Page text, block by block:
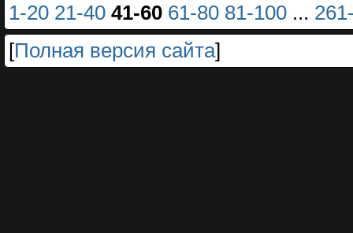
1-20 21-40 41-60 61-80 81-100 ...
[Полная версия сайта]